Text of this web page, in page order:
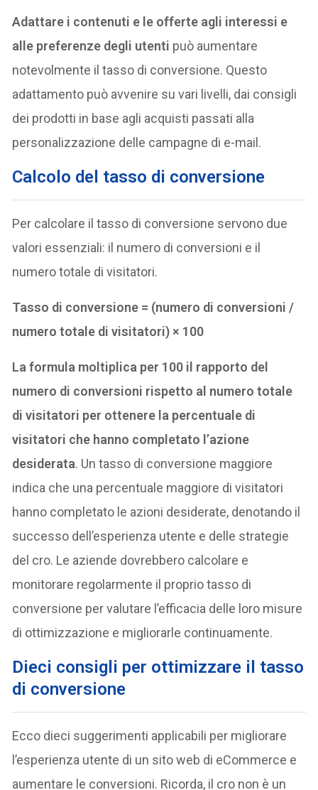
Adattare i contenuti e le offerte agli interessi e
alle preferenze degli utenti può aumentare
notevolmente il tasso di conversione. Questo
adattamento può avvenire su vari livelli, dai consigli
dei prodotti in base agli acquisti passati alla
personalizzazione delle campagne di e-mail.
Calcolo del tasso di conversione
Per calcolare il tasso di conversione servono due
valori essenziali: il numero di conversioni e il
numero totale di visitatori.
Tasso di conversione = (numero di conversioni /
numero totale di visitatori) × 100
La formula moltiplica per 100 il rapporto del
numero di conversioni rispetto al numero totale
di visitatori per ottenere la percentuale di
visitatori che hanno completato l’azione
desiderata. Un tasso di conversione maggiore
indica che una percentuale maggiore di visitatori
hanno completato le azioni desiderate, denotando il
successo dell’esperienza utente e delle strategie
del cro. Le aziende dovrebbero calcolare e
monitorare regolarmente il proprio tasso di
conversione per valutare l’efficacia delle loro misure
di ottimizzazione e migliorarle continuamente.
Dieci consigli per ottimizzare il tasso
di conversione
Ecco dieci suggerimenti applicabili per migliorare
l’esperienza utente di un sito web di eCommerce e
aumentare le conversioni. Ricorda, il cro non è un